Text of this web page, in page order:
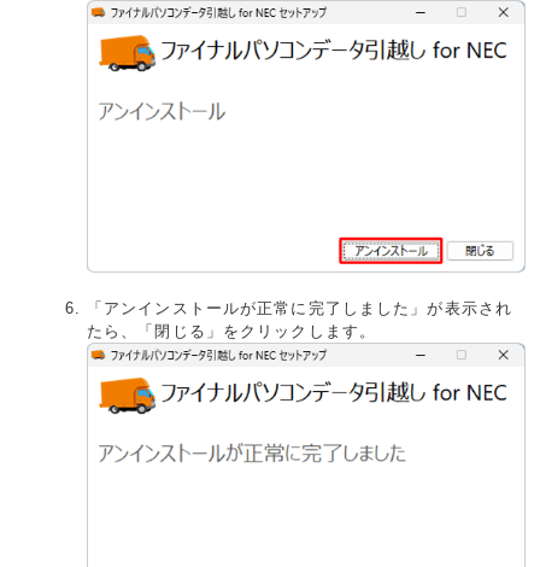
「アンインストールが正常に完了しました」が表示され
たら、「閉じる」をクリックします。